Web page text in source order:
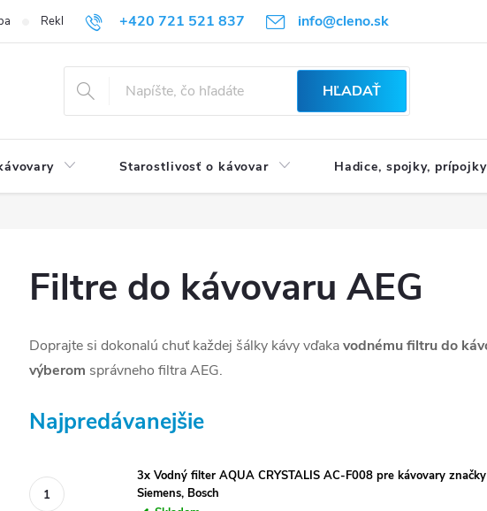
+420 721 521 837 info@cleno.sk
Reklamácia a vrátenie tovaru B2B | Veľkoobchodný predaj
HĽADAŤ
Starostlivosť o kávovar Hadice, spojky, prípojky
Filtre do kávovaru AEG
Doprajte si dokonalú chuť každej šálky kávy vďakavodnému filtru do
výberom správneho filtra AEG.
Najpredávanejšie
3x Vodný filter AQUA CRYSTALIS AC-F008 pre kávovary
Siemens, Bosch